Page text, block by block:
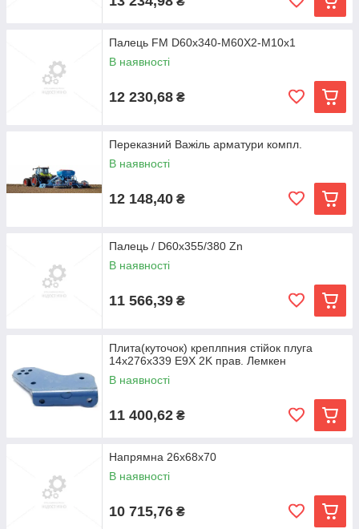
Палець FM D60x340-M60X2-M10x1
В наявності
12 230,68 ₴
Переказний Важіль арматури компл.
В наявності
12 148,40 ₴
Палець / D60x355/380 Zn
В наявності
11 566,39 ₴
Плита(куточок) креплпния стійок плуга
14x276x339 E9X 2K прав. Лемкен
В наявності
11 400,62 ₴
Напрямна 26x68x70
В наявності
10 715,76 ₴